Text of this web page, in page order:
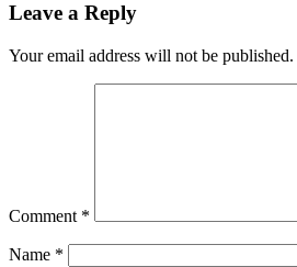
Leave a Reply
Your email address will not be published.
Comment *
Name *